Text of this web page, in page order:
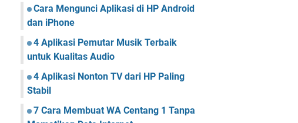
Cara Mengunci Aplikasi di HP Android
dan iPhone
4 Aplikasi Pemutar Musik Terbaik
untuk Kualitas Audio
4 Aplikasi Nonton TV dari HP Paling
Stabil
7 Cara Membuat WA Centang 1 Tanpa